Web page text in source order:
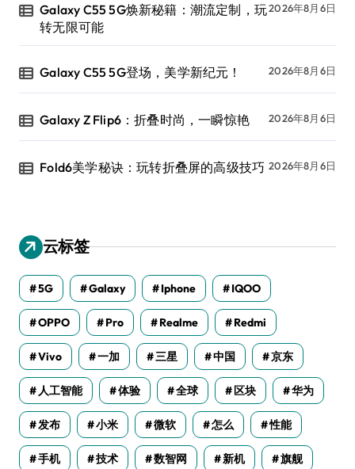
Galaxy C55 5G焕新秘籍：潮流定制，玩
转无限可能
2026年8月6日
Galaxy C55 5G登场，美学新纪元！ 2026年8月6日
Galaxy Z Flip6：折叠时尚，一瞬惊艳 2026年8月6日
Fold6美学秘诀：玩转折叠屏的高级技巧 2026年8月6日
云标签
5G Galaxy Iphone IQOO
OPPO Pro Realme Redmi
Vivo 一加 三星 中国 京东
人工智能 体验 全球 区块 华为
发布 小米 微软 怎么 性能
手机 技术 数智网 新机 旗舰